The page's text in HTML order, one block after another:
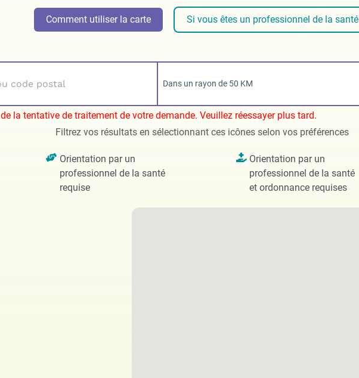
Comment utiliser la carte Si vous êtes un professionnel de la santé
Dans un rayon de 50 KM
la tentative de traitement de votre demande. Veuillez réessayer plus tard.
Filtrez vos résultats en sélectionnant ces icônes selon vos préférences
Orientation par un
professionnel de la santé
requise
Orientation par un
professionnel de la santé
et ordonnance requises